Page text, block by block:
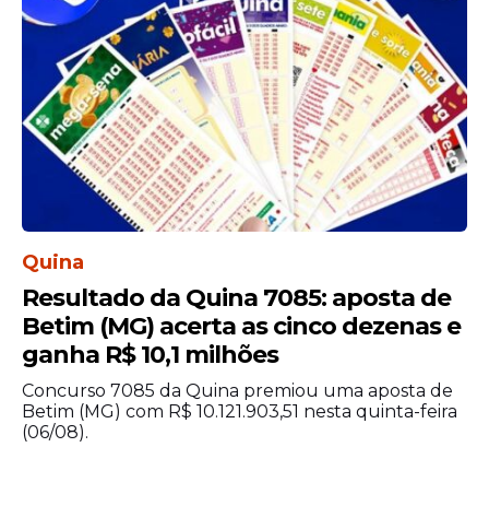
possibilidade de interação direta com as
empresas parceiras. Durante o programa,
os alunos poderão ampliar sua rede de
contatos profissionais e participar de
processos de seleção para oportunidades
futuras.
vagasgratuitas e foco em áreas
estratégicas para o mercado de trabalho, o
surge como uma oportunidade para quem
busca qualificação profissional e deseja
fortalecer a carreira no setor de
tecnologia.
Quina
Resultado da Quina 7085: aposta de
Betim (MG) acerta as cinco dezenas e
ganha R$ 10,1 milhões
Concurso 7085 da Quina premiou uma aposta de
Betim (MG) com R$ 10.121.903,51 nesta quinta-feira
(06/08).